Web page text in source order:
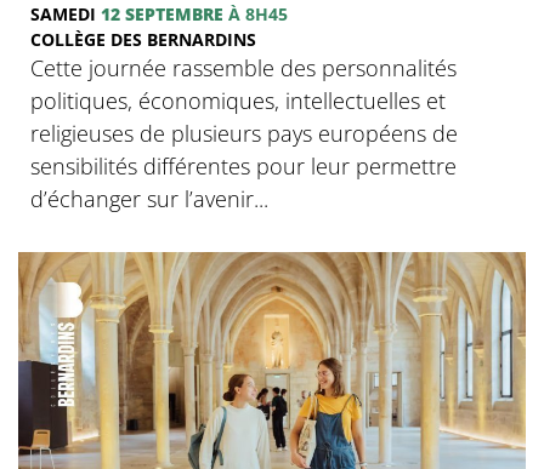
SAMEDI 12 SEPTEMBRE À 8H45
COLLÈGE DES BERNARDINS
Cette journée rassemble des personnalités
politiques, économiques, intellectuelles et
religieuses de plusieurs pays européens de
sensibilités différentes pour leur permettre
d’échanger sur l’avenir...